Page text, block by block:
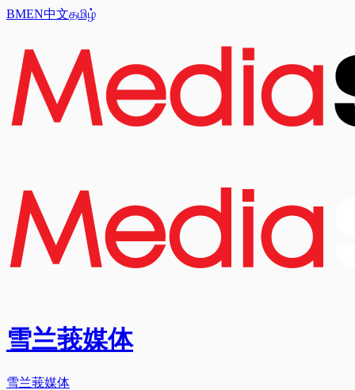
BMEN中文தமிழ்
雪兰莪媒体
雪兰莪媒体